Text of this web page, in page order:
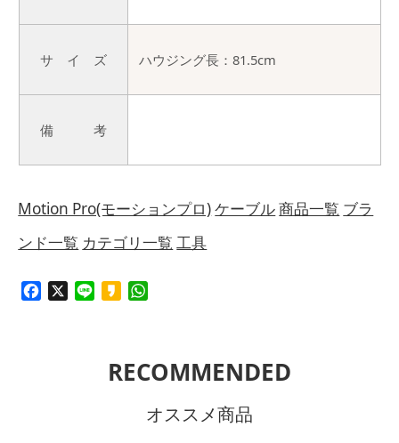
サ イ ズ ハウジング長：81.5cm
備 考
Motion Pro(モーションプロ)ケーブル商品一覧 ブラ
ンド一覧 カテゴリ一覧 工具
Facebook Line Kakao
RECOMMENDED
オススメ商品